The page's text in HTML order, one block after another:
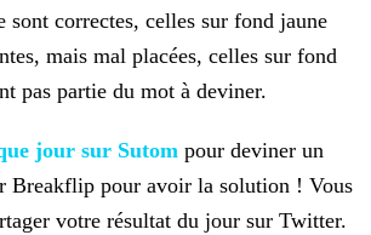
sont correctes, celles sur fond jaune
mais mal placées, celles sur fond
pas partie du mot à deviner.
jour sur Sutom pour deviner un
Breakflip pour avoir la solution ! Vous
votre résultat du jour sur Twitter.